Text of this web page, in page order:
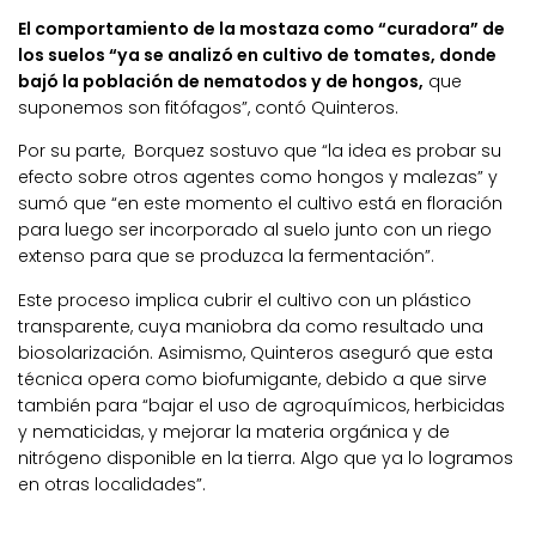
El comportamiento de la mostaza como “curadora” de
los suelos “ya se analizó en cultivo de tomates, donde
bajó la población de nematodos y de hongos, que
suponemos son fitófagos”, contó Quinteros.
Por su parte, Borquez sostuvo que “la idea es probar su
efecto sobre otros agentes como hongos y malezas” y
sumó que “en este momento el cultivo está en floración
para luego ser incorporado al suelo junto con un riego
extenso para que se produzca la fermentación”.
Este proceso implica cubrir el cultivo con un plástico
transparente, cuya maniobra da como resultado una
biosolarización. Asimismo, Quinteros aseguró que esta
técnica opera como biofumigante, debido a que sirve
también para “bajar el uso de agroquímicos, herbicidas
y nematicidas, y mejorar la materia orgánica y de
nitrógeno disponible en la tierra. Algo que ya lo logramos
en otras localidades”.